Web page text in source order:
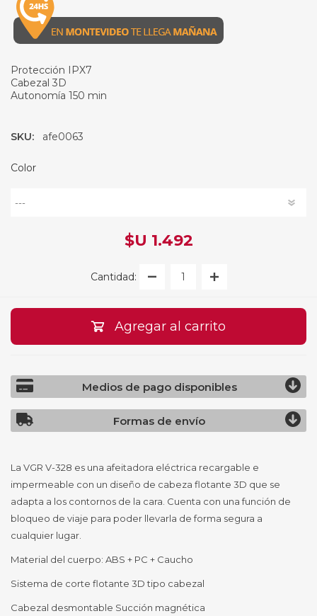
Protección IPX7
Cabezal 3D
Autonomía 150 min
SKU: afe0063
Color
$U 1.492
Cantidad:
Agregar al carrito
Medios de pago disponibles
Formas de envío
La VGR V-328 es una afeitadora eléctrica recargable e
impermeable con un diseño de cabeza flotante 3D que se
adapta a los contornos de la cara. Cuenta con una función de
bloqueo de viaje para poder llevarla de forma segura a
cualquier lugar.
Material del cuerpo: ABS + PC + Caucho
Sistema de corte flotante 3D tipo cabezal
Cabezal desmontable Succión magnética